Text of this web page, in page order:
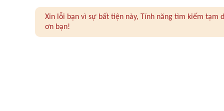
Xin lỗi bạn vì sự bất tiện này, Tính năng tìm kiếm
ơn bạn!